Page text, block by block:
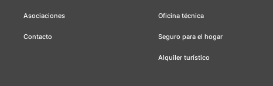
Asociaciones
Contacto
Oficina técnica
Seguro para el hogar
Alquiler turístico